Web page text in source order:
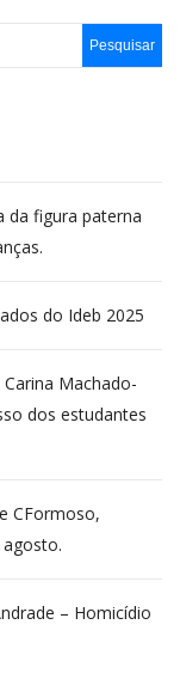
da figura paterna
do Ideb 2025
Machado-
dos estudantes
CFormoso,
– Homicídio